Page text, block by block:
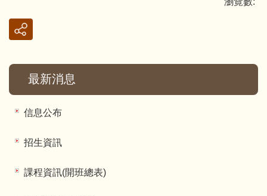
最新消息
信息公布
招生資訊
課程資訊(開班總表)